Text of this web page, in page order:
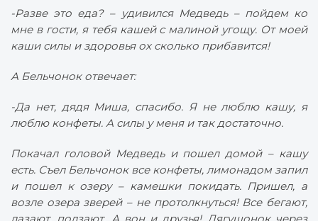
-Разве это еда? – удивился Медведь – пойдем ко
мне в гости, я тебя кашей с малиной угощу. От моей
каши силы и здоровья ох сколько прибавится!
А Бельчонок отвечает:
-Да нет, дядя Миша, спасибо. Я не люблю кашу, я
люблю конфеты. А силы у меня и так достаточно.
Покачал головой Медведь и пошел домой – кашу
есть. Съел Бельчонок все конфеты, лимонадом запил
и пошел к озеру – камешки покидать. Пришел, а
возле озера зверей – не протолкнуться! Все бегают,